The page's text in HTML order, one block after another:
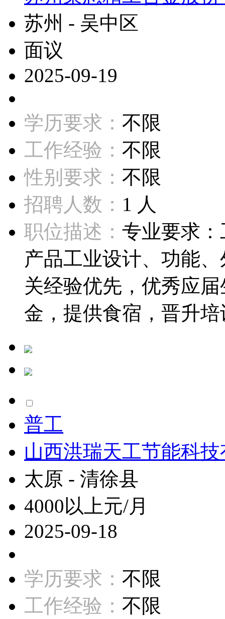
苏州 - 吴中区
面议
2025-09-19
学历要求： 不限
工作经验： 不限
性别要求： 不限
招聘人数： 1 人
职位描述： 专业要求
产品工业设计、功能
关经验优先，优秀应
金，提供食宿，晋升
普工
山西洪瑞天工节能科
太原 - 清徐县
4000以上元/月
2025-09-18
学历要求： 不限
工作经验： 不限